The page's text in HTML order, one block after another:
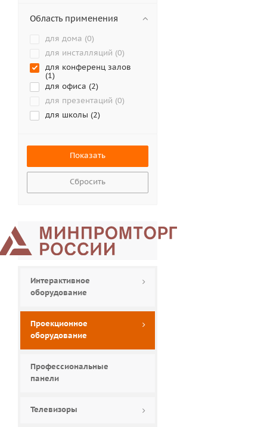
ExellTech (1)
Hisense (1 )
InFocus (25)
JVC ( 0)
MAXELL (0)
Mitsubishi Electric (0
NexTouch ( 1)
Ricoh (0)
)
Sonnoc (12)
ViewScreen (0)
Xiaomi (
)
Область применения
для дома (0)
для инсталляций (0)
для конференц залов
(1)
для офиса (2)
для презентаций (0)
для школы (2)
Сбросить
Интерактивное
оборудование
Проекционное
оборудование
Профессиональные
панели
Телевизоры